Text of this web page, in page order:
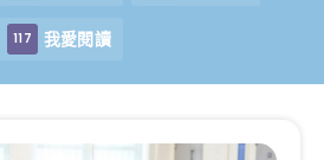
117 我愛閱讀